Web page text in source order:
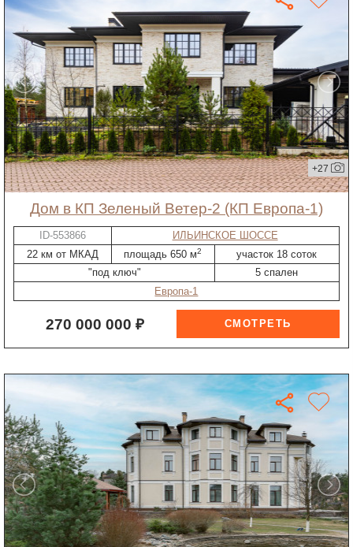
+27
дом в КП Зеленый Ветер-2 (КП Европа-1)
ID-553866
ИЛЬИНСКОЕ ШОССЕ
22 км от МКАД
площадь 650 м2
участок 18 соток
"под ключ"
5 спален
Европа-1
270 000 000 ₽